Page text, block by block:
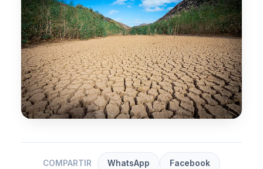
COMPARTIR WhatsApp Facebook